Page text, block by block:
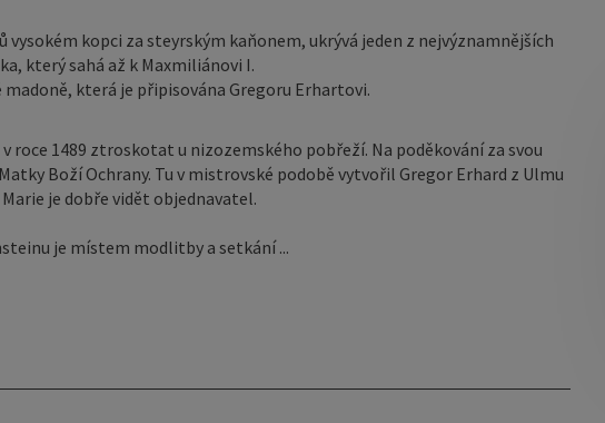
kopci za steyrským kaňonem, ukrývá jeden z nejvýznamnějších
který sahá až k Maxmiliánovi I.
která je připisována Gregoru Erhartovi.
roce 1489 ztroskotat u nizozemského pobřeží. Na poděkování za svou
Boží Ochrany. Tu v mistrovské podobě vytvořil Gregor Erhard z Ulmu
je dobře vidět objednavatel.
je místem modlitby a setkání ...